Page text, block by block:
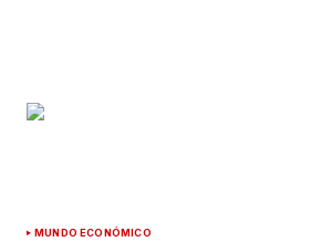
MUNDO ECONÓMICO